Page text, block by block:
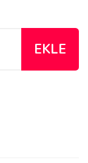
EKLE